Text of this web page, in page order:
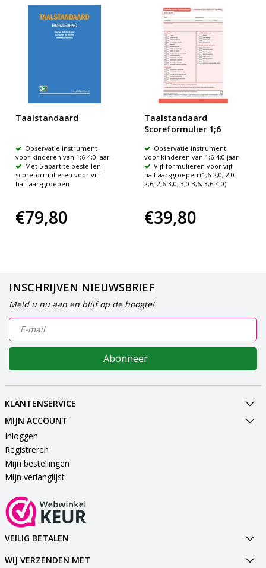
Taalstandaard
Observatie instrument
voor kinderen van 1;6-4;0 jaar
Met 5 apart te bestellen
scoreformulieren voor vijf
halfjaarsgroepen
€79,80
Taalstandaard
Scoreformulier 1;6
Observatie instrument
voor kinderen van 1;6-4;0 jaar
Vijf formulieren voor vijf
halfjaarsgroepen (1;6-2;0, 2;0-
2;6, 2;6-3;0, 3;0-3;6, 3;6-4;0)
€39,80
INSCHRIJVEN NIEUWSBRIEF
Meld u nu aan en blijf op de hoogte!
Abonneer
KLANTENSERVICE
MIJN ACCOUNT
Inloggen
Registreren
Mijn bestellingen
Mijn verlanglijst
VEILIG BETALEN
WIJ VERZENDEN MET